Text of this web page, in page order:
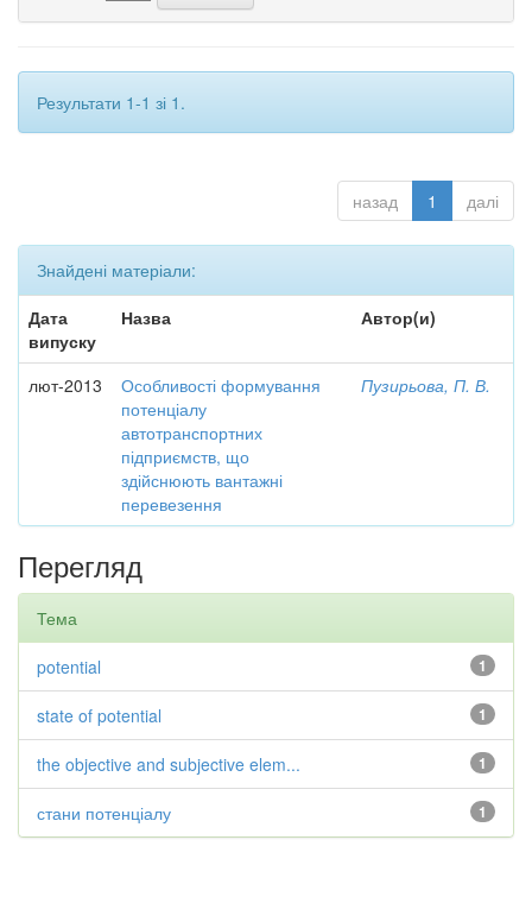
Результати 1-1 зі 1.
назад 1 далі
Знайдені матеріали:
Дата
випуску
Назва Автор(и)
лют-2013
Особливості формування
потенціалу
автотранспортних
підприємств, що
здійснюють вантажні
перевезення
Пузирьова, П. В.
Перегляд
Тема
1
potential
1
state of potential
1
the objective and subjective elem...
1
стани потенціалу